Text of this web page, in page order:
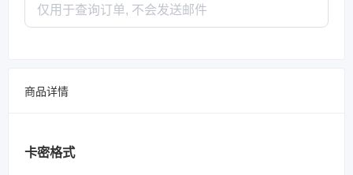
商品详情
卡密格式